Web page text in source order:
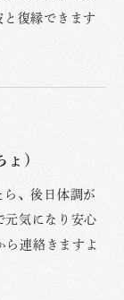
復縁できます
ょ)
、後日体調が
元気になり安心
ら連絡きますよ